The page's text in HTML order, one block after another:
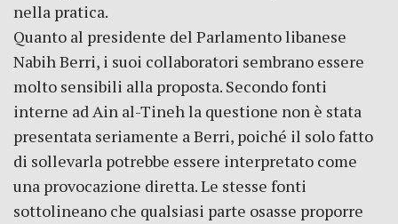
nella pratica.
Quanto al presidente del Parlamento libanese
Nabih Berri, i suoi collaboratori sembrano essere
molto sensibili alla proposta. Secondo fonti
interne ad Ain al-Tineh la questione non è stata
presentata seriamente a Berri, poiché il solo fatto
di sollevarla potrebbe essere interpretato come
una provocazione diretta. Le stesse fonti
sottolineano che qualsiasi parte osasse proporre